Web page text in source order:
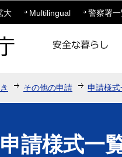
大 Multilingual 警察署
その他の申請 申請様式
請様式一覧